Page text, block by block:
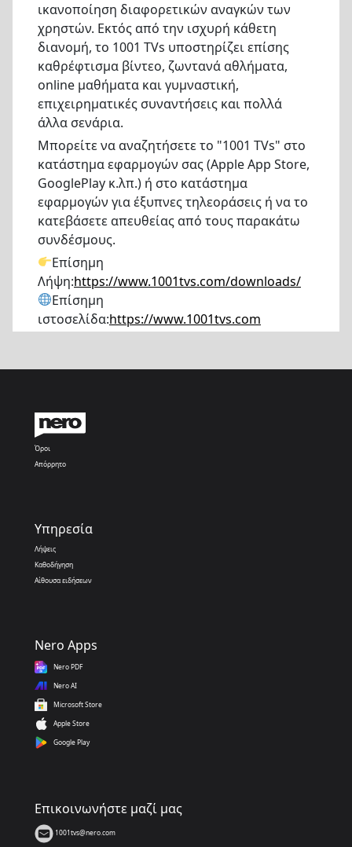
ικανοποίηση διαφορετικών αναγκών των
χρηστών. Εκτός από την ισχυρή κάθετη
διανομή, το 1001 TVs υποστηρίζει επίσης
καθρέφτισμα βίντεο, ζωντανά αθλήματα,
online μαθήματα και γυμναστική,
επιχειρηματικές συναντήσεις και πολλά
άλλα σενάρια.
Μπορείτε να αναζητήσετε το "1001 TVs" στο
κατάστημα εφαρμογών σας (Apple App Store,
GooglePlay κ.λπ.) ή στο κατάστημα
εφαρμογών για έξυπνες τηλεοράσεις ή να το
κατεβάσετε απευθείας από τους παρακάτω
συνδέσμους.
Επίσημη
Λήψη:https://www.1001tvs.com/downloads/
Επίσημη
ιστοσελίδα:https://www.1001tvs.com
Όροι
Απόρρητο
Υπηρεσία
Λήψεις
Καθοδήγηση
Αίθουσα ειδήσεων
Nero Apps
Nero PDF
Nero AI
Microsoft Store
Apple Store
Google Play
Επικοινωνήστε μαζί μας
1001tvs@nero.com